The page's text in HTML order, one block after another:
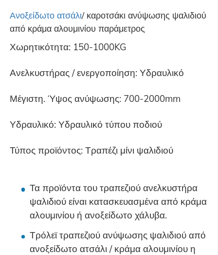
Ανοξείδωτο ατσάλι/ καροτσάκι ανύψωσης ψαλιδιού
από κράμα αλουμινίου παράμετρος
Χωρητικότητα: 150-1000KG
Ανελκυστήρας / ενεργοποίηση: Υδραυλικό
Μέγιστη. Ύψος ανύψωσης: 700-2000mm
Υδραυλικό: Υδραυλικό τύπου ποδιού
Τύπος προϊόντος: Τραπέζι μίνι ψαλιδιού
Τα προϊόντα του τραπεζιού ανελκυστήρα
ψαλιδιού είναι κατασκευασμένα από κράμα
αλουμινίου ή ανοξείδωτο χάλυβα.
Τρόλεϊ τραπεζιού ανύψωσης ψαλιδιού από
ανοξείδωτο ατσάλι / κράμα αλουμινίου η